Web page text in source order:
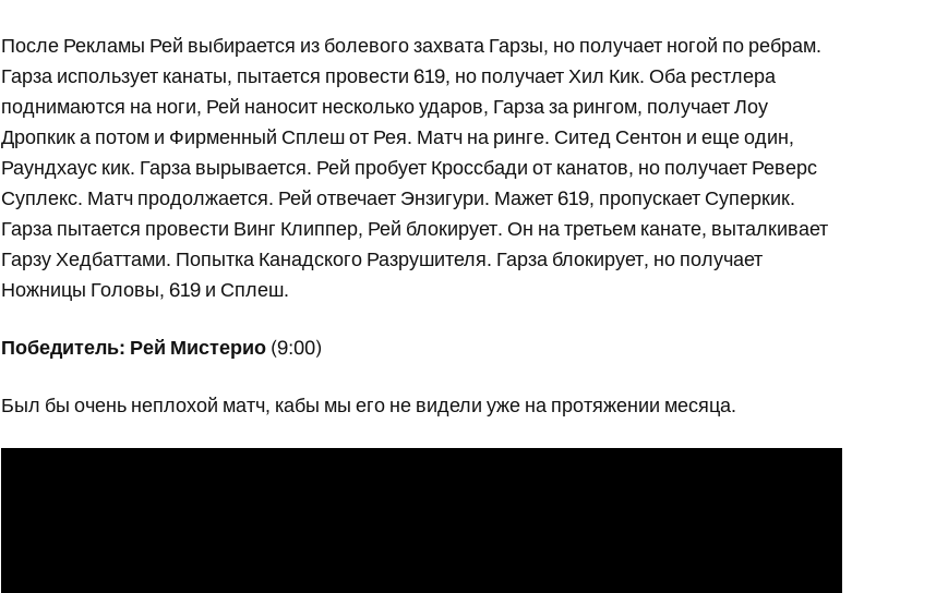
После Рекламы Рей выбирается из болевого захвата Гарзы, но получает ногой по ребрам.
Гарза использует канаты, пытается провести 619, но получает Хил Кик. Оба рестлера
поднимаются на ноги, Рей наносит несколько ударов, Гарза за рингом, получает Лоу
Дропкик а потом и Фирменный Сплеш от Рея. Матч на ринге. Ситед Сентон и еще один,
Раундхаус кик. Гарза вырывается. Рей пробует Кроссбади от канатов, но получает Реверс
Суплекс. Матч продолжается. Рей отвечает Энзигури. Мажет 619, пропускает Суперкик.
Гарза пытается провести Винг Клиппер, Рей блокирует. Он на третьем канате, выталкивает
Гарзу Хедбаттами. Попытка Канадского Разрушителя. Гарза блокирует, но получает
Ножницы Головы, 619 и Сплеш.
Победитель: Рей Мистерио (9:00)
Был бы очень неплохой матч, кабы мы его не видели уже на протяжении месяца.